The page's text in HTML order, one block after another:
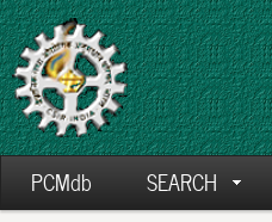
PCMdb SEARCH